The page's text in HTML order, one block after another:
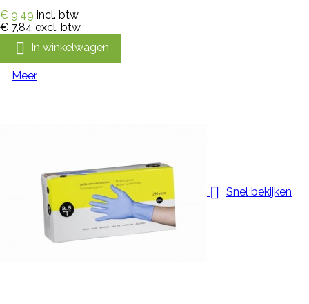
€ 9,49 incl. btw
€ 7,84 excl. btw
 In winkelwagen
Meer
 Snel bekijken